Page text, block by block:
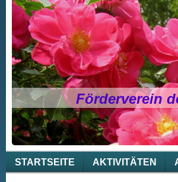
Förderverein
STARTSEITE AKTIVITÄTEN